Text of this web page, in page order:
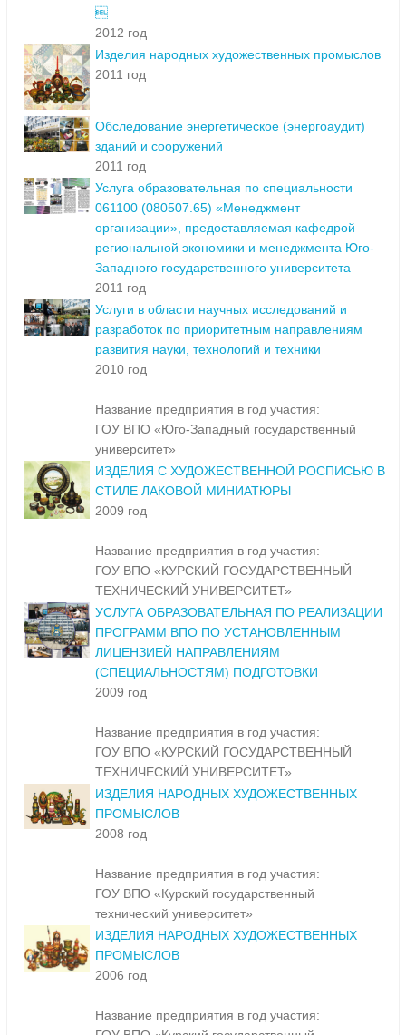

2012 год
Изделия народных художественных промыслов
2011 год
Обследование энергетическое (энергоаудит)
зданий и сооружений
2011 год
Услуга образовательная по специальности
061100 (080507.65) «Менеджмент
организации», предоставляемая кафедрой
региональной экономики и менеджмента Юго-
Западного государственного университета
2011 год
Услуги в области научных исследований и
разработок по приоритетным направлениям
развития науки, технологий и техники
2010 год
Название предприятия в год участия:
ГОУ ВПО «Юго-Западный государственный
университет»
ИЗДЕЛИЯ С ХУДОЖЕСТВЕННОЙ РОСПИСЬЮ В
СТИЛЕ ЛАКОВОЙ МИНИАТЮРЫ
2009 год
Название предприятия в год участия:
ГОУ ВПО «КУРСКИЙ ГОСУДАРСТВЕННЫЙ
ТЕХНИЧЕСКИЙ УНИВЕРСИТЕТ»
УСЛУГА ОБРАЗОВАТЕЛЬНАЯ ПО РЕАЛИЗАЦИИ
ПРОГРАММ ВПО ПО УСТАНОВЛЕННЫМ
ЛИЦЕНЗИЕЙ НАПРАВЛЕНИЯМ
(СПЕЦИАЛЬНОСТЯМ) ПОДГОТОВКИ
2009 год
Название предприятия в год участия:
ГОУ ВПО «КУРСКИЙ ГОСУДАРСТВЕННЫЙ
ТЕХНИЧЕСКИЙ УНИВЕРСИТЕТ»
ИЗДЕЛИЯ НАРОДНЫХ ХУДОЖЕСТВЕННЫХ
ПРОМЫСЛОВ
2008 год
Название предприятия в год участия:
ГОУ ВПО «Курский государственный
технический университет»
ИЗДЕЛИЯ НАРОДНЫХ ХУДОЖЕСТВЕННЫХ
ПРОМЫСЛОВ
2006 год
Название предприятия в год участия: